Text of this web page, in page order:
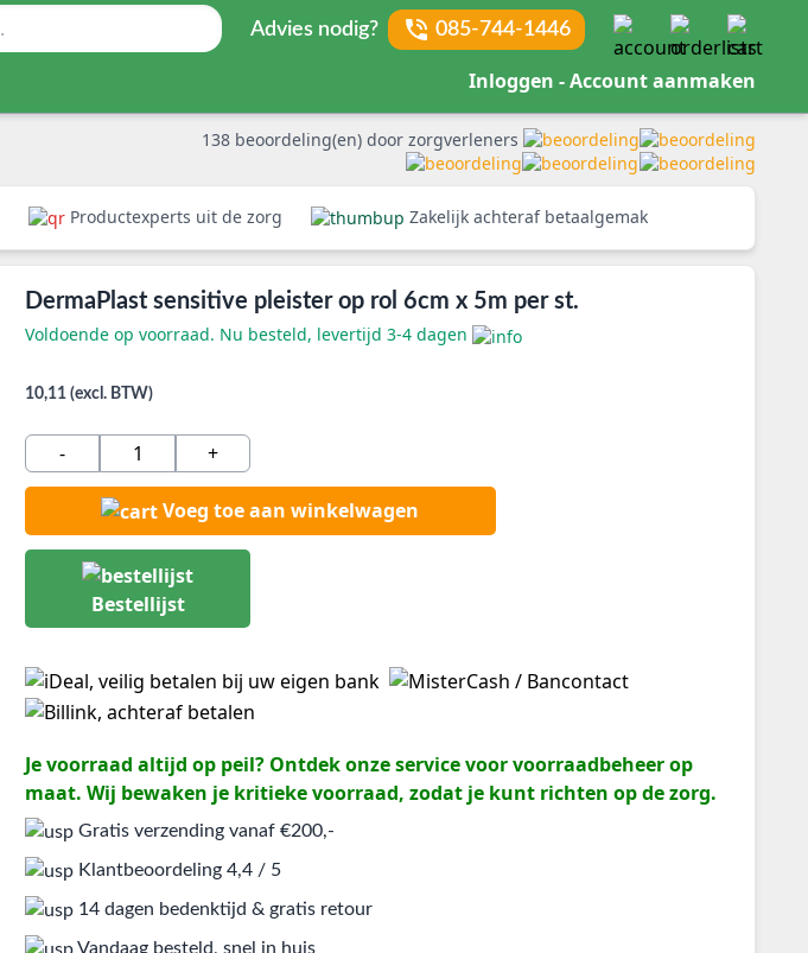
Advies nodig? 085-744-1446
Inloggen - Account aanmaken
138 beoordeling(en) door zorgverleners
Productexperts uit de zorg Zakelijk achteraf betaalgemak
DermaPlast sensitive pleister op rol 6cm x 5m per st.
Voldoende op voorraad. Nu besteld, levertijd 3-4 dagen
10,11 (excl. BTW)
- +
Voeg toe aan winkelwagen
Bestellijst
Je voorraad altijd op peil? Ontdek onze service voor voorraadbeheer op
maat. Wij bewaken je kritieke voorraad, zodat je kunt richten op de zorg.
Gratis verzending vanaf €200,-
Klantbeoordeling 4,4 / 5
14 dagen bedenktijd & gratis retour
Vandaag besteld, snel in huis